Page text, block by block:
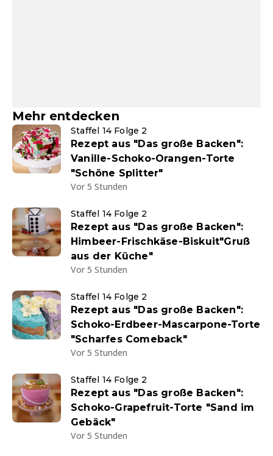
Mehr entdecken
Staffel 14 Folge 2
Rezept aus "Das große Backen":
Vanille-Schoko-Orangen-Torte
"Schöne Splitter"
Vor 5 Stunden
Staffel 14 Folge 2
Rezept aus "Das große Backen":
Himbeer-Frischkäse-Biskuit"Gruß
aus der Küche"
Vor 5 Stunden
Staffel 14 Folge 2
Rezept aus "Das große Backen":
Schoko-Erdbeer-Mascarpone-Torte
"Scharfes Comeback"
Vor 5 Stunden
Staffel 14 Folge 2
Rezept aus "Das große Backen":
Schoko-Grapefruit-Torte "Sand im
Gebäck"
Vor 5 Stunden